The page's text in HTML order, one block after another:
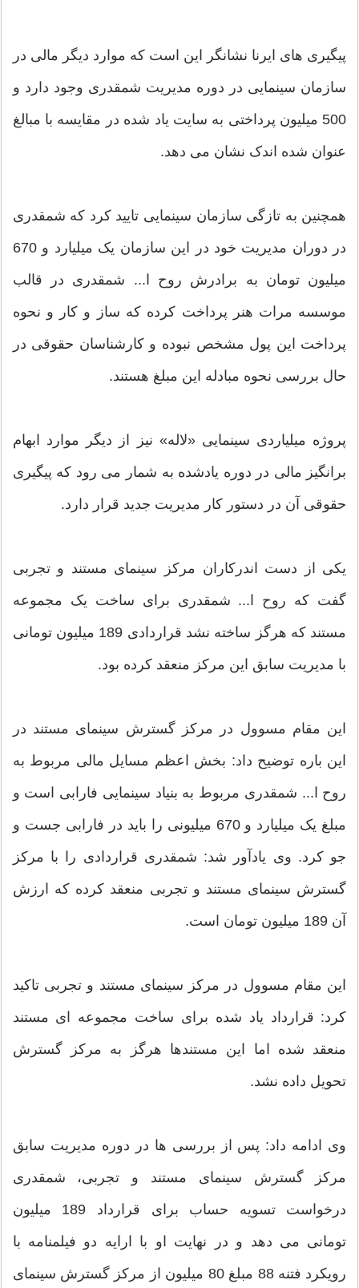
پیگیری های ایرنا نشانگر این است که موارد دیگر مالی در
سازمان سینمایی در دوره مدیریت شمقدری وجود دارد و
500 میلیون پرداختی به سایت یاد شده در مقایسه با مبالغ
عنوان شده اندک نشان می دهد.
همچنین به تازگی سازمان سینمایی تایید کرد که شمقدری
در دوران مدیریت خود در این سازمان یک میلیارد و 670
میلیون تومان به برادرش روح ا... شمقدری در قالب
موسسه مرات هنر پرداخت کرده که ساز و کار و نحوه
پرداخت این پول مشخص نبوده و کارشناسان حقوقی در
حال بررسی نحوه مبادله این مبلغ هستند.
پروژه میلیاردی سینمایی «لاله» نیز از دیگر موارد ابهام
برانگیز مالی در دوره یادشده به شمار می رود که پیگیری
حقوقی آن در دستور کار مدیریت جدید قرار دارد.
یکی از دست اندرکاران مرکز سینمای مستند و تجربی
گفت که روح ا... شمقدری برای ساخت یک مجموعه
مستند که هرگز ساخته نشد قراردادی 189 میلیون تومانی
با مدیریت سابق این مرکز منعقد کرده بود.
این مقام مسوول در مرکز گسترش سینمای مستند در
این باره توضیح داد: بخش اعظم مسایل مالی مربوط به
روح ا... شمقدری مربوط به بنیاد سینمایی فارابی است و
مبلغ یک میلیارد و 670 میلیونی را باید در فارابی جست و
جو کرد. وی یادآور شد: شمقدری قراردادی را با مرکز
گسترش سینمای مستند و تجربی منعقد کرده که ارزش
آن 189 میلیون تومان است.
این مقام مسوول در مرکز سینمای مستند و تجربی تاکید
کرد: قرارداد یاد شده برای ساخت مجموعه ای مستند
منعقد شده اما این مستندها هرگز به مرکز گسترش
تحویل داده نشد.
وی ادامه داد: پس از بررسی ها در دوره مدیریت سابق
مرکز گسترش سینمای مستند و تجربی، شمقدری
درخواست تسویه حساب برای قرارداد 189 میلیون
تومانی می دهد و در نهایت او با ارایه دو فیلمنامه با
رویکرد فتنه 88 مبلغ 80 میلیون از مرکز گسترش سینمای